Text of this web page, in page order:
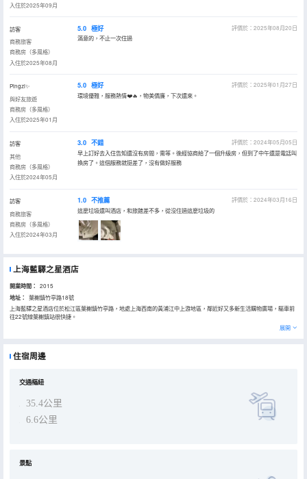
入住於2025年09月
訪客
商務旅客
商務房（多風格）
入住於2025年08月
5.0 極好
評價於：2025年08月20日
滿意的，不止一次住過
Pingzi✨
與好友旅遊
商務房（多風格）
入住於2025年01月
5.0 極好
評價於：2025年01月27日
環境優雅，服務熱情❤️🔥，物美價廉，下次還來。
訪客
其他
商務房（多風格）
入住於2024年05月
3.0 不錯
評價於：2024年05月05日
早上訂好去入住告知還沒有房間，需等。後經協商給了一個升級房，但到了中午還是電話叫
換房了。這個服務就挺差了，沒有做好服務
訪客
商務旅客
商務房（多風格）
入住於2024年03月
1.0 不推薦
評價於：2024年03月16日
這麼垃圾還叫酒店，和旅館差不多，從沒住過這麼垃圾的
上海藍驛之星酒店
開業時間： 2015
地址：
葉榭鎮竹亭路18號
上海藍驛之星酒店位於松江區葉榭鎮竹亭路，地處上海西南的黃浦江中上游地區，鄰近好又多新生活購物廣場，驅車前
往22號線葉榭鎮站很快捷。
這裏還有停車場，不必擔心愛車無處停放的問題。
展開
住宿周邊
交通樞紐
35.4公里
6.6公里
景點